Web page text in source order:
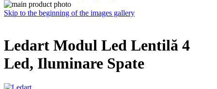
Skip to the beginning of the images gallery
Ledart Modul Led Lentilă 4
Led, Iluminare Spate